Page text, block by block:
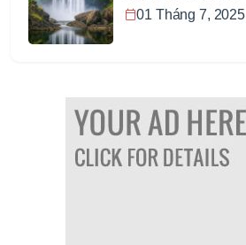
01 Tháng 7, 2025